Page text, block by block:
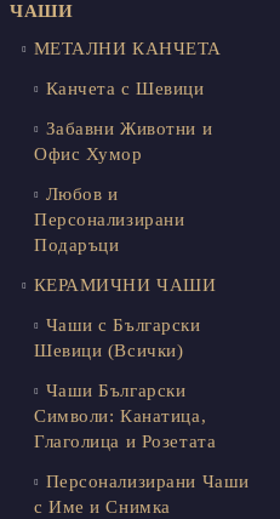
ЧАШИ
МЕТАЛНИ КАНЧЕТА
Канчета с Шевици
Забавни Животни и
Офис Хумор
Любов и
Персонализирани
Подаръци
КЕРАМИЧНИ ЧАШИ
Чаши с Български
Шевици (Всички)
Чаши Български
Символи: Канатица,
Глаголица и Розетата
Персонализирани Чаши
с Име и Снимка